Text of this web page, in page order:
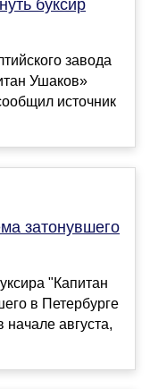
буксир
завода
Ушаков»
источник
затонувшего
"Капитан
в Петербурге
начале августа,